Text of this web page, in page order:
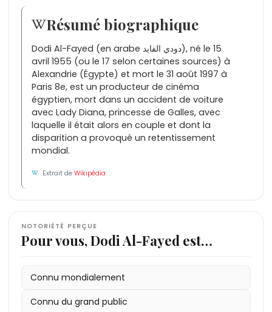
Résumé biographique
Dodi Al-Fayed (en arabe دودي الفايد), né le 15
avril 1955 (ou le 17 selon certaines sources) à
Alexandrie (Égypte) et mort le 31 août 1997 à
Paris 8e, est un producteur de cinéma
égyptien, mort dans un accident de voiture
avec Lady Diana, princesse de Galles, avec
laquelle il était alors en couple et dont la
disparition a provoqué un retentissement
mondial.
Extrait deWikipédia
NOTORIÉTÉ PERÇUE
Pour vous, Dodi Al-Fayed est…
Connu mondialement
Connu du grand public